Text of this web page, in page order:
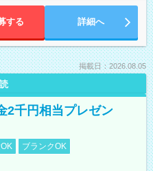
する 詳細へ
掲載日：2026.08.05
2千円相当プレゼン
ブランクOK